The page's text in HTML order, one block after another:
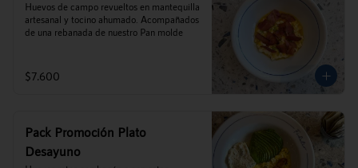
Huevos de campo revueltos en mantequilla
artesanal y tocino ahumado. Acompañados
de una rebanada de nuestro Pan molde
$7.600
Pack Promoción Plato
Desayuno